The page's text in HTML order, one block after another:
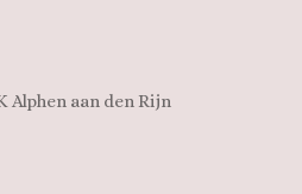
Alphen aan den Rijn